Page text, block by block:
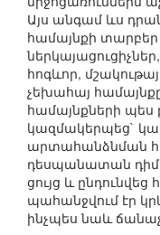
Այս անգամ ևս
համայնքի տարբեր
հոգևոր,
չեխահայ
համայնքների պես
կազմակերպեց`
արտահանձնման
դեսպանատան
ցույց և
պահանջվում էր
ինչպես նաև